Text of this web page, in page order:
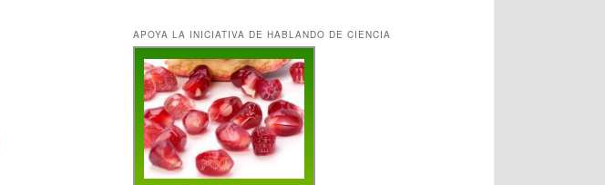
APOYA LA INICIATIVA DE HABLANDO DE CIENCIA